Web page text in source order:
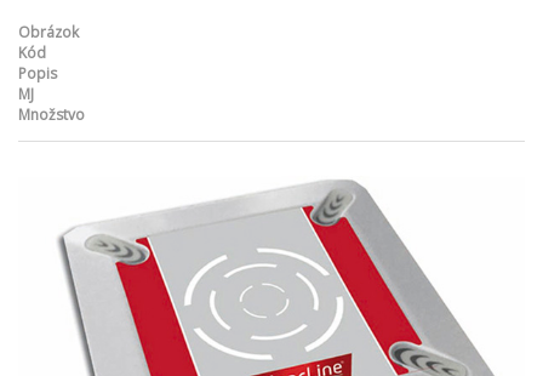
Obrázok
Kód
Popis
MJ
Množstvo